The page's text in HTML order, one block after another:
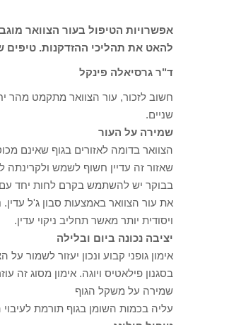
אפשרויות הטיפול בעור הצוואר
להאט את תהליכי ההזדקנות. טיפים
ד"ר גרסיאלה פינקל
חשוב לזכור, עור הצוואר מתקמט מהר
שניים.
שמירה על העור
הצוואר בדומה לאזורים בגוף שאינם
שאזור זה עדיין חשוף לשמש ולקרינתה
בבוקר יש להשתמש בקרם לחות יחד עם
את עור הצוואר באמצעות סבון ג'ל
ויסודית יותר מאשר תחליב ניקוי עדין.
יציבה נכונה ביום ובלילה
אימון גופני קבוע ונכון יעזור לשמור
בסגנון פילאטיס ויוגה. אימון מסוג זה
שמירה על משקל הגוף
עליה בכמות השומן בגוף תורמת